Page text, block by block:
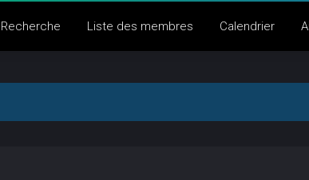
Recherche Liste des membres Calendrier